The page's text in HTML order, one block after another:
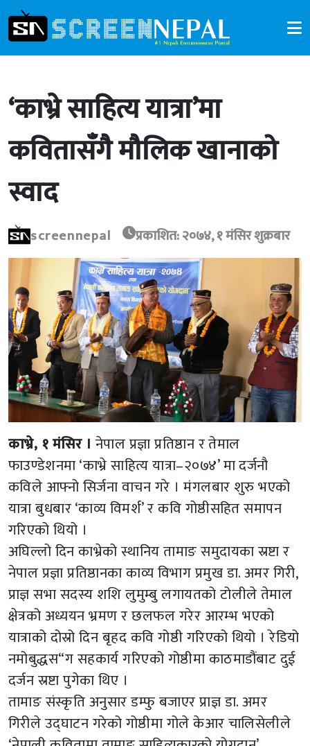
‘काभ्रे साहित्य यात्रा’मा
कवितासँगै मौलिक खानाको
स्वाद
screennepal प्रकाशित: २०७४, १ मंसिर शुक्रबार
काभ्रे, १ मंसिर । नेपाल प्रज्ञा प्रतिष्ठान र तेमाल
फाउण्डेशनमा ‘काभ्रे साहित्य यात्रा–२०७४’ मा दर्जनौ
कविले आफ्नो सिर्जना वाचन गरे । मंगलबार शुरु भएको
यात्रा बुधबार ‘काव्य विमर्श’ र कवि गोष्ठीसहित समापन
गरिएको थियो ।
अघिल्लो दिन काभ्रेको स्थानिय तामाङ समुदायका स्रष्टा र
नेपाल प्रज्ञा प्रतिष्ठानका काव्य विभाग प्रमुख डा. अमर गिरी,
प्राज्ञ सभा सदस्य शशि लुमुम्बु लगायतको टोलीले तेमाल
क्षेत्रको अध्ययन भ्रमण र छलफल गरेर आरम्भ भएको
यात्राको दोस्रो दिन बृहद कवि गोष्ठी गरिएको थियो । रेडियो
नमोबुद्धस“ग सहकार्य गरिएको गोष्ठीमा काठमाडौंबाट दुई
दर्जन स्रष्टा पुगेका थिए ।
तामाङ संस्कृति अनुसार डम्फु बजाएर प्राज्ञ डा. अमर
गिरीले उद्घाटन गरेको गोष्ठीमा गोले केआर चालिसेलीले